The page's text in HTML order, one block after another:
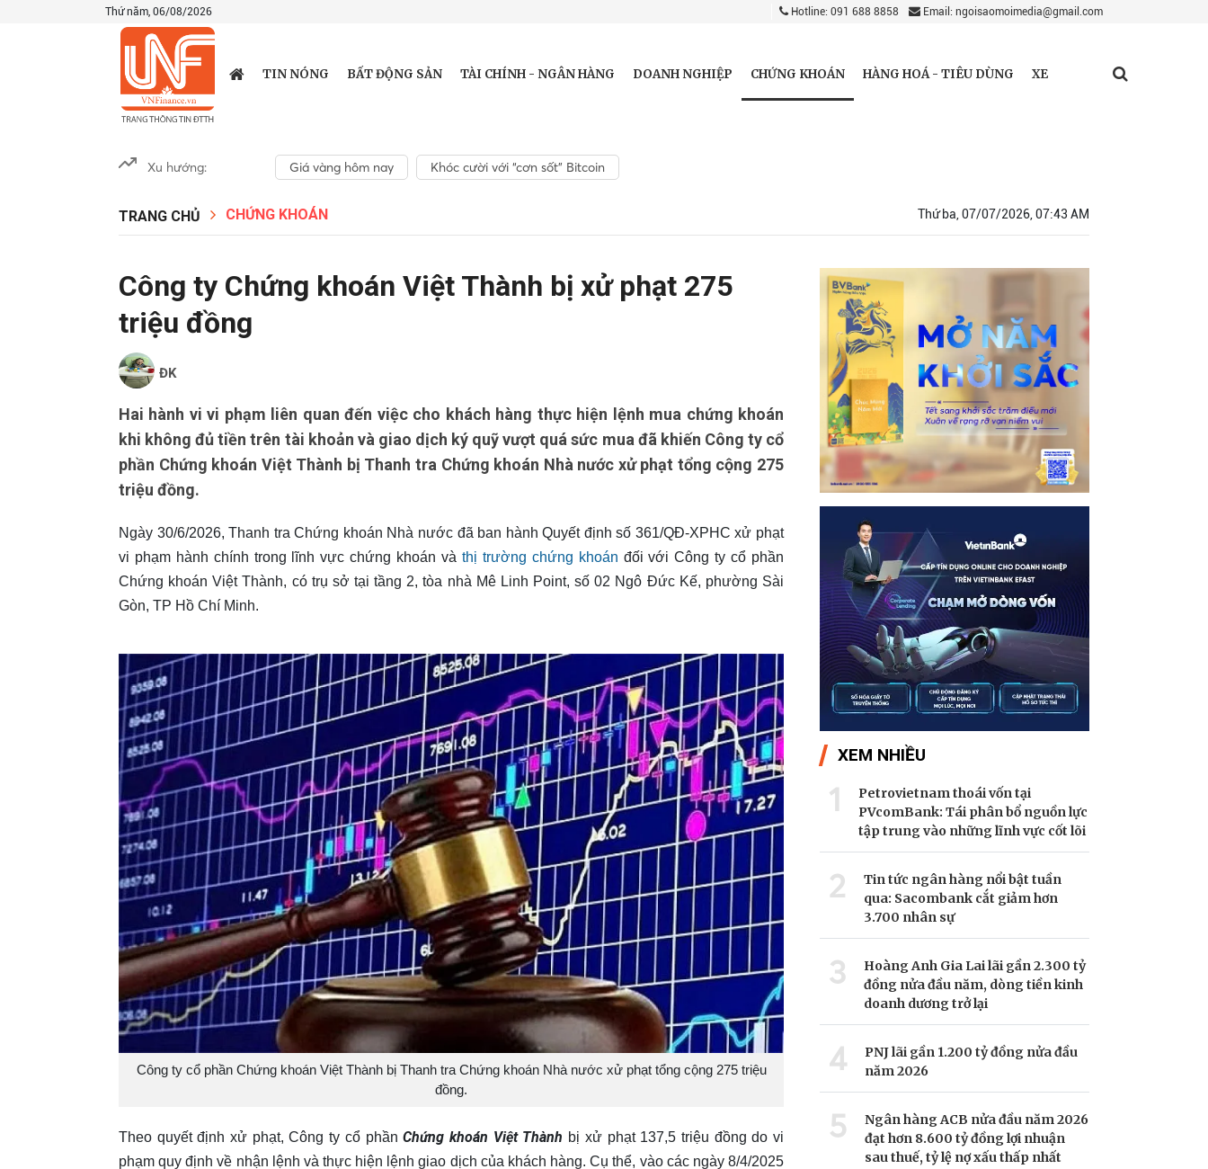
Thứ năm, 06/08/2026 Hotline: 091 688 8858 Email: ngoisaomoimedia@gmail.com
TIN NÓNG BẤT ĐỘNG SẢN TÀI CHÍNH - NGÂN HÀNG DOANH NGHIỆP CHỨNG KHOÁN HÀNG HOÁ - TIÊU DÙNG XE
Xu hướng: Giá vàng hôm nay Khóc cười với “cơn sốt” Bitcoin
TRANG CHỦ CHỨNG KHOÁN Thứ ba, 07/07/2026, 07:43 AM
Công ty Chứng khoán Việt Thành bị xử phạt 275
triệu đồng
ĐK
Hai hành vi vi phạm liên quan đến việc cho khách hàng thực hiện lệnh mua chứng khoán
khi không đủ tiền trên tài khoản và giao dịch ký quỹ vượt quá sức mua đã khiến Công ty cổ
phần Chứng khoán Việt Thành bị Thanh tra Chứng khoán Nhà nước xử phạt tổng cộng 275
triệu đồng.
Ngày 30/6/2026, Thanh tra Chứng khoán Nhà nước đã ban hành Quyết định số 361/QĐ-XPHC xử phạt
vi phạm hành chính trong lĩnh vực chứng khoán và thị trường chứng khoán đối với Công ty cổ phần
Chứng khoán Việt Thành, có trụ sở tại tầng 2, tòa nhà Mê Linh Point, số 02 Ngô Đức Kế, phường Sài
Gòn, TP Hồ Chí Minh.
Công ty cổ phần Chứng khoán Việt Thành bị Thanh tra Chứng khoán Nhà nước xử phạt tổng cộng 275 triệu
đồng.
Theo quyết định xử phạt, Công ty cổ phầnChứng khoán Việt Thành bị xử phạt 137,5 triệu đồng do vi
phạm quy định về nhận lệnh và thực hiện lệnh giao dịch của khách hàng. Cụ thể, vào các ngày 8/4/2025
XEM NHIỀU
1
Petrovietnam thoái vốn tại
PVcomBank: Tái phân bổ nguồn lực
tập trung vào những lĩnh vực cốt lõi
2
Tin tức ngân hàng nổi bật tuần
qua: Sacombank cắt giảm hơn
3.700 nhân sự
3
Hoàng Anh Gia Lai lãi gần 2.300 tỷ
đồng nửa đầu năm, dòng tiền kinh
doanh dương trở lại
4
PNJ lãi gần 1.200 tỷ đồng nửa đầu
năm 2026
5
Ngân hàng ACB nửa đầu năm 2026
đạt hơn 8.600 tỷ đồng lợi nhuận
sau thuế, tỷ lệ nợ xấu thấp nhất